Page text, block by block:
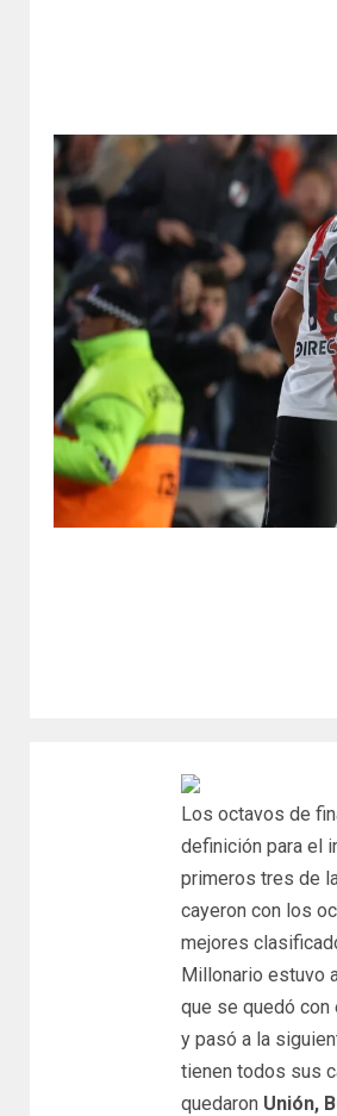
Los octavos de
definición para el
primeros tres de
cayeron con los
mejores
Millonario estuvo
que se quedó con
y pasó a la
tienen todos sus
quedaron Unión,